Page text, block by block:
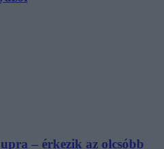
– érkezik az olcsóbb